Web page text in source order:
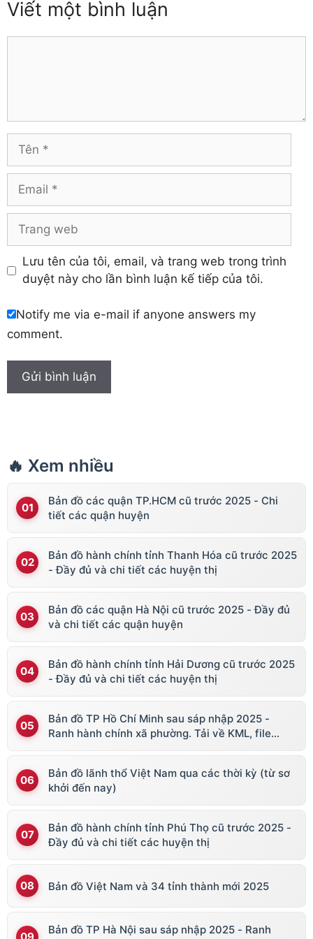
Đồng Tháp
Hòa Bình
Hậu Giang
Hưng Yên
Khánh Hòa
Vĩnh Phúc
Viết một bình luận
Tên
Email
Trang
Lưu tên của tôi, email, và trang web trong trình
duyệt này cho lần bình luận kế tiếp của tôi.
Notify me via e-mail if anyone answers my
comment.
🔥 Xem nhiều
Bản đồ các quận TP.HCM cũ trước 2025 - Chi
tiết các quận huyện
Bản đồ hành chính tỉnh Thanh Hóa cũ trước 2025
- Đầy đủ và chi tiết các huyện thị
Bản đồ các quận Hà Nội cũ trước 2025 - Đầy đủ
và chi tiết các quận huyện
Bản đồ hành chính tỉnh Hải Dương cũ trước 2025
- Đầy đủ và chi tiết các huyện thị
Bản đồ TP Hồ Chí Minh sau sáp nhập 2025 -
Ranh hành chính xã phường. Tải về KML, file
Bản đồ lãnh thổ Việt Nam qua các thời kỳ (từ sơ
khởi đến nay)
Bản đồ hành chính tỉnh Phú Thọ cũ trước 2025 -
Đầy đủ và chi tiết các huyện thị
Bản đồ Việt Nam và 34 tỉnh thành mới 2025
Bản đồ TP Hà Nội sau sáp nhập 2025 - Ranh